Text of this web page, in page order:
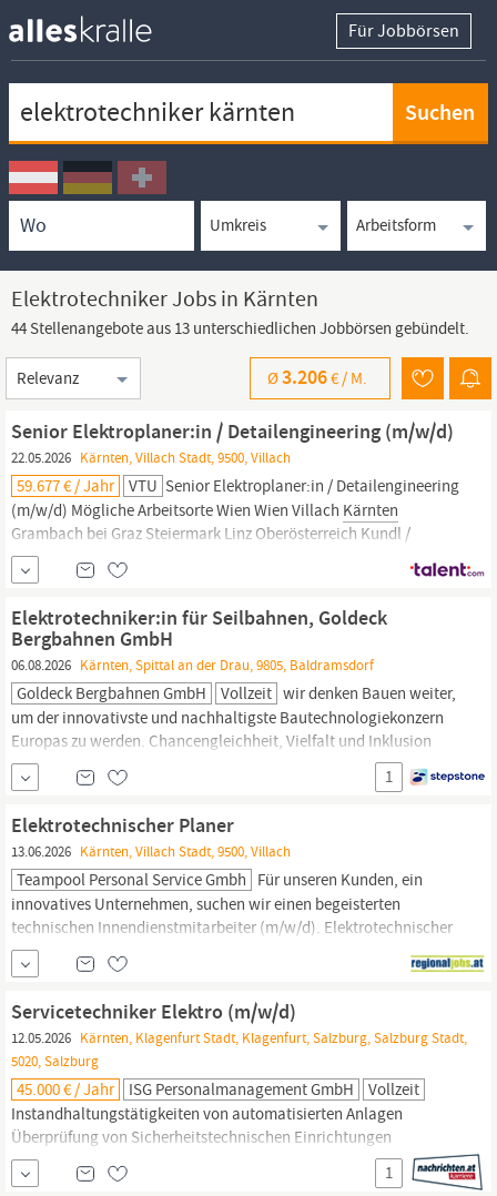
Für Jobbörsen
Ortssuche
Umkreissuche
Arbeitsform
Elektrotechniker Jobs in Kärnten
44 Stellenangebote aus 13 unterschiedlichen Jobbörsen gebündelt.
Sortierung
Ø3.206€ / M.
Senior Elektroplaner:in / Detailengineering (m/w/d)
22.05.2026 Kärnten, Villach Stadt, 9500, Villach
59.677 € / Jahr VTU Senior Elektroplaner:in / Detailengineering
(m/w/d) Mögliche Arbeitsorte Wien Wien Villach Kärnten
Grambach bei Graz Steiermark Linz Oberösterreich Kundl /
Langkampfen Tirol Umfang Vollzeit Über 30 Jahre Erfahrung im
Anlagenbusiness und Millionen Engineeringstunden haben VTU
gemacht. Unser Team
Elektrotechniker:in für Seilbahnen, Goldeck
Bergbahnen GmbH
06.08.2026 Kärnten, Spittal an der Drau, 9805, Baldramsdorf
Goldeck Bergbahnen GmbH Vollzeit wir denken Bauen weiter,
um der innovativste und nachhaltigste Bautechnologiekonzern
Europas zu werden. Chancengleichheit, Vielfalt und Inklusion
sind integrale Bestandteile dessen, was uns als Unternehmen
ausmacht und wie wir arbeiten. Unser Tochterunternehmen
bieten
1
Elektrotechnischer Planer
13.06.2026 Kärnten, Villach Stadt, 9500, Villach
Teampool Personal Service Gmbh Für unseren Kunden, ein
innovatives Unternehmen, suchen wir einen begeisterten
technischen Innendienstmitarbeiter (m/w/d). Elektrotechnischer
Planer (m/w/d) StandortVillach,
Stunden/Woche Ihr AufgabenbereichSelbstständige
kaufmännische und technische Abwicklung von Projekten im
InnendienstProjektbesichtigungen und...
Servicetechniker Elektro (m/w/d)
12.05.2026 Kärnten, Klagenfurt Stadt, Klagenfurt, Salzburg, Salzburg Stadt,
5020, Salzburg
45.000 € / Jahr ISG Personalmanagement GmbH
Vollzeit
Instandhaltungstätigkeiten von automatisierten Anlagen
Überprüfung von Sicherheitstechnischen Einrichtungen
(Fluchtwegorientierungsbeleuchtungen, Brandmeldeanlagen,)
Selbstständige Fehlersuche -behebung an elektrischen,1